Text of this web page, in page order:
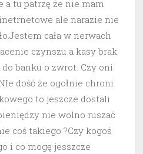
tu patrzę że nie mam
ale narazie nie
cała w nerwach
czynszu a kasy brak
banku o zwrot. Czy oni
dość że ogołnie chroni
to jeszcze dostali
nie wolno ruszać
coś takiego ?Czy kogoś
i co mogę jesszcze